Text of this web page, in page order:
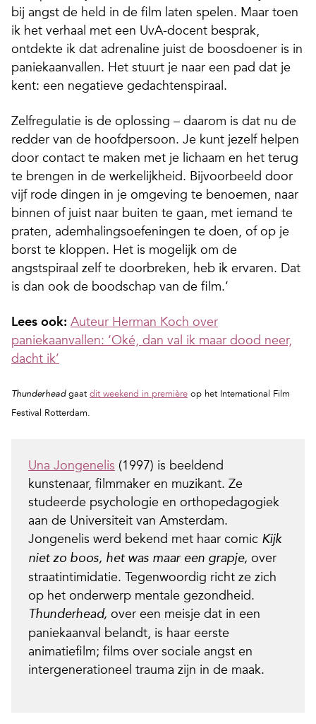
bij angst de held in de film laten spelen. Maar toen
ik het verhaal met een UvA-docent besprak,
ontdekte ik dat adrenaline juist de boosdoener is in
paniekaanvallen. Het stuurt je naar een pad dat je
kent: een negatieve gedachtenspiraal.
Zelfregulatie is de oplossing – daarom is dat nu de
redder van de hoofdpersoon. Je kunt jezelf helpen
door contact te maken met je lichaam en het terug
te brengen in de werkelijkheid. Bijvoorbeeld door
vijf rode dingen in je omgeving te benoemen, naar
binnen of juist naar buiten te gaan, met iemand te
praten, ademhalingsoefeningen te doen, of op je
borst te kloppen. Het is mogelijk om de
angstspiraal zelf te doorbreken, heb ik ervaren. Dat
is dan ook de boodschap van de film.’
Lees ook: Auteur Herman Koch over
paniekaanvallen: ‘Oké, dan val ik maar dood neer,
dacht ik’
Thunderheadgaat dit weekend in première op het International Film
Festival Rotterdam.
Una Jongenelis (1997) is beeldend
kunstenaar, filmmaker en muzikant. Ze
studeerde psychologie en orthopedagogiek
aan de Universiteit van Amsterdam.
Jongenelis werd bekend met haar comic Kijk
niet zo boos, het was maar een grapje, over
straatintimidatie. Tegenwoordig richt ze zich
op het onderwerp mentale gezondheid.
Thunderhead, over een meisje dat in een
paniekaanval belandt, is haar eerste
animatiefilm; films over sociale angst en
intergenerationeel trauma zijn in de maak.